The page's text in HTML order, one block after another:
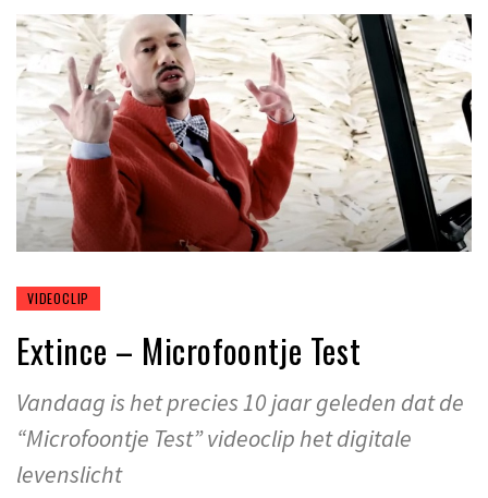
VIDEOCLIP
Extince – Microfoontje Test
Vandaag is het precies 10 jaar geleden dat de
“Microfoontje Test” videoclip het digitale
levenslicht